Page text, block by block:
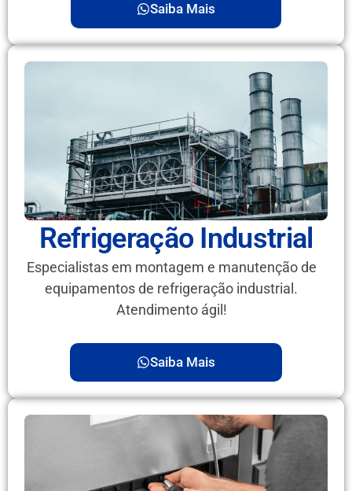
Saiba Mais
Refrigeração Industrial
Especialistas em montagem e manutenção de
equipamentos de refrigeração industrial.
Atendimento ágil!
Saiba Mais